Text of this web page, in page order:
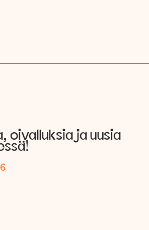
oivalluksia ja uusia